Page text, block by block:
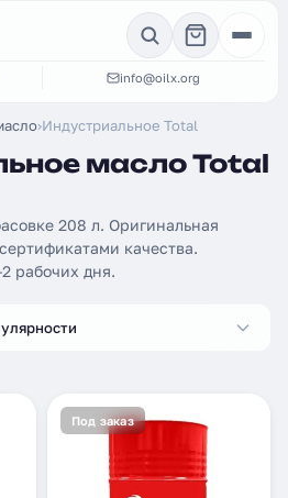
info@oilx.org
›Индустриальное Total
масло Total
208 л. Оригинальная
качества.
рабочих дня.
Под заказ